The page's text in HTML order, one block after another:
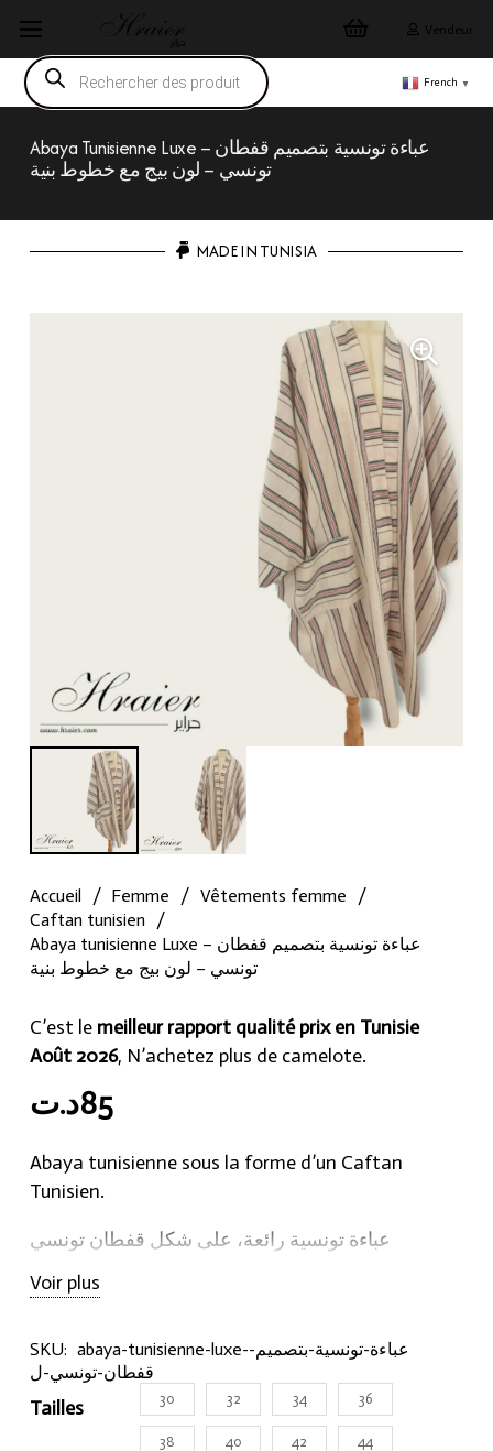
Vendeur
Recherche
de
produits
French ▼
Abaya Tunisienne Luxe – عباءة تونسية بتصميم قفطان
تونسي – لون بيج مع خطوط بنية
MADE IN TUNISIA
Accueil / Femme / Vêtements femme
/
Caftan tunisien /
Abaya tunisienne Luxe – عباءة تونسية بتصميم قفطان
تونسي – لون بيج مع خطوط بنية
C’est le meilleur rapport qualité prix en Tunisie
Août 2026, N’achetez plus de camelote.
85د.ت
Abaya tunisienne sous la forme d’un Caftan
Tunisien.
عباءة تونسية رائعة، على شكل قفطان تونسي
Voir plus
SKU: abaya-tunisienne-luxe-عباءة-تونسية-بتصميم-
قفطان-تونسي-ل
Tailles 30 32 34 36
38 40 42 44